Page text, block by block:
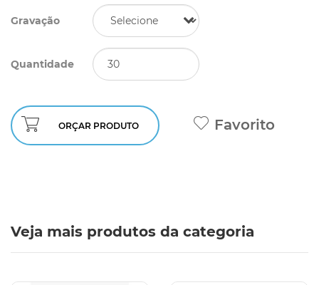
Gravação
Quantidade
ORÇAR PRODUTO Favorito
Veja mais produtos da categoria